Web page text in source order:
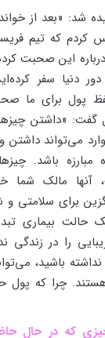
کردم که تیم
این صحبت
دنیا سفر
پول برای ما
«داشتن
می‌تواند داشتن
مبارزه باشد.
آنها مالک شما
برای سلامتی
حالت بیماری
را در زندگی
باشید،
چرا که پول
که در حال